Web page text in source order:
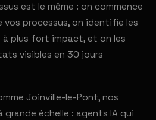
est le même : on commence
processus, on identifie les
plus fort impact, et on les
visibles en 30 jours
Joinville-le-Pont, nos
échelle : agents IA qui